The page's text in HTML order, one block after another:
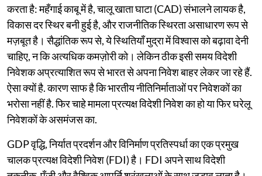
करता है: महँगाई काबू में है, चालू खाता घाटा (CAD) संभालने लायक है,
विकास दर स्थिर बनी हुई है, और राजनीतिक स्थिरता असाधारण रूप से
मज़बूत है। सैद्धांतिक रूप से, ये स्थितियाँ मुद्रा में विश्वास को बढ़ावा देनी
चाहिए, न कि अत्यधिक कमज़ोरी को। लेकिन ठीक इसी समय विदेशी
निवेशक अप्रत्याशित रूप से भारत से अपना निवेश बाहर लेकर जा रहे हैं.
ऐसा क्यों है. कारण साफ है कि भारतीय नीतिनिर्माताओं पर निवेशकों का
भरोसा नहीं है. फिर चाहे मामला प्रत्यक्ष विदेशी निवेश का हो या फिर घरेलू
निवेशकों के असमंजस का.
GDP वृद्धि, निर्यात प्रदर्शन और विनिर्माण प्रतिस्पर्धा का एक प्रमुख
चालक प्रत्यक्ष विदेशी निवेश (FDI) है। FDI अपने साथ विदेशी